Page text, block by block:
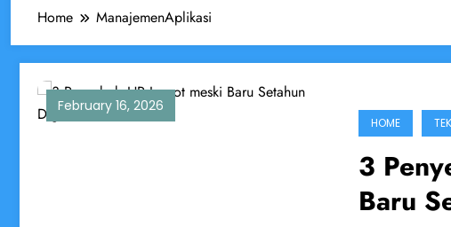
Home ManajemenAplikasi
February 16, 2026
HOME
3
Baru